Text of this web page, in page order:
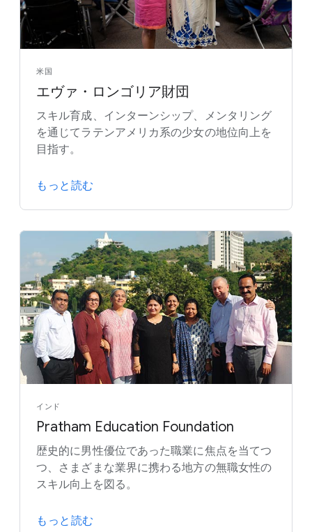
米国
エヴァ・ロンゴリア財団
スキル育成、インターンシップ、メンタリング
を通じてラテンアメリカ系の少女の地位向上を
目指す。
もっと読む
インド
Pratham Education Foundation
歴史的に男性優位であった職業に焦点を当てつ
つ、さまざまな業界に携わる地方の無職女性の
スキル向上を図る。
もっと読む